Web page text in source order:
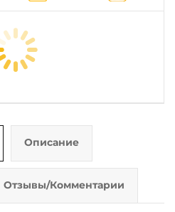
Описание
Отзывы/Комментарии